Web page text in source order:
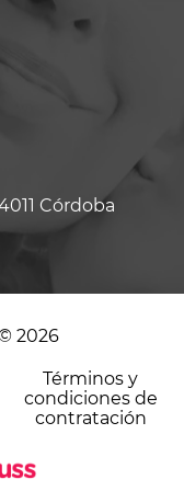
Córdoba
2026
Términos y
condiciones de
contratación